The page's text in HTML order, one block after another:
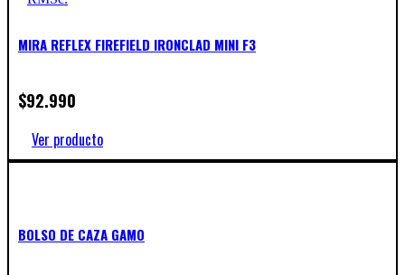
MIRA REFLEX FIREFIELD IRONCLAD MINI F3
$92.990
Ver producto
BOLSO DE CAZA GAMO